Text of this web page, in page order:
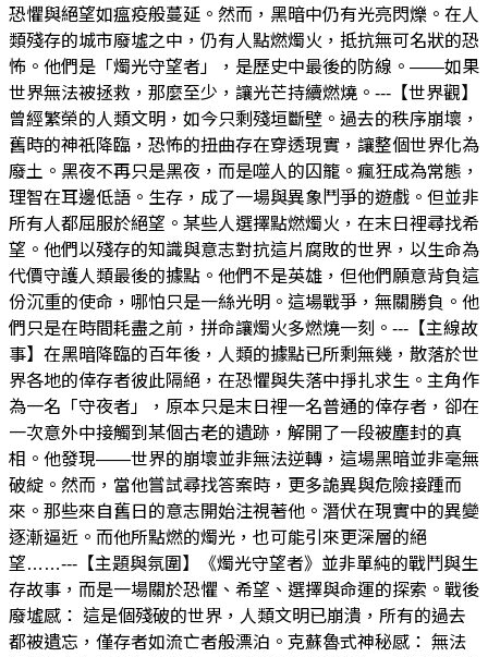
恐懼與絕望如瘟疫般蔓延。然而，黑暗中仍有光亮閃爍。在人
類殘存的城市廢墟之中，仍有人點燃燭火，抵抗無可名狀的恐
怖。他們是「燭光守望者」，是歷史中最後的防線。——如果
世界無法被拯救，那麼至少，讓光芒持續燃燒。---【世界觀】
曾經繁榮的人類文明，如今只剩殘垣斷壁。過去的秩序崩壞，
舊時的神祇降臨，恐怖的扭曲存在穿透現實，讓整個世界化為
廢土。黑夜不再只是黑夜，而是噬人的囚籠。瘋狂成為常態，
理智在耳邊低語。生存，成了一場與異象鬥爭的遊戲。但並非
所有人都屈服於絕望。某些人選擇點燃燭火，在末日裡尋找希
望。他們以殘存的知識與意志對抗這片腐敗的世界，以生命為
代價守護人類最後的據點。他們不是英雄，但他們願意背負這
份沉重的使命，哪怕只是一絲光明。這場戰爭，無關勝負。他
們只是在時間耗盡之前，拼命讓燭火多燃燒一刻。---【主線故
事】在黑暗降臨的百年後，人類的據點已所剩無幾，散落於世
界各地的倖存者彼此隔絕，在恐懼與失落中掙扎求生。主角作
為一名「守夜者」，原本只是末日裡一名普通的倖存者，卻在
一次意外中接觸到某個古老的遺跡，解開了一段被塵封的真
相。他發現——世界的崩壞並非無法逆轉，這場黑暗並非毫無
破綻。然而，當他嘗試尋找答案時，更多詭異與危險接踵而
來。那些來自舊日的意志開始注視著他。潛伏在現實中的異變
逐漸逼近。而他所點燃的燭光，也可能引來更深層的絕
望……---【主題與氛圍】《燭光守望者》並非單純的戰鬥與生
存故事，而是一場關於恐懼、希望、選擇與命運的探索。戰後
廢墟感： 這是個殘破的世界，人類文明已崩潰，所有的過去
都被遺忘，僅存者如流亡者般漂泊。克蘇魯式神秘感： 無法